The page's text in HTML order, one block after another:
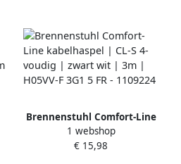
Brennenstuhl Comfort-Line
kabelhaspel | CL-S 4-voudig
| zwart wit | 3m | H05VV-F
1 webshop
€ 15,98